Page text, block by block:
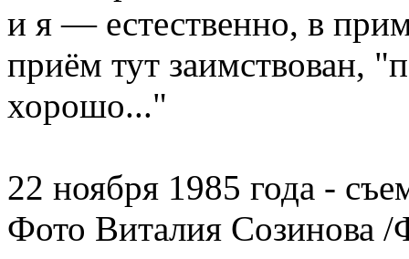
и я — естественно, в
приём тут заимствован,
хорошо..."
22 ноября 1985 года -
Фото Виталия Созинова